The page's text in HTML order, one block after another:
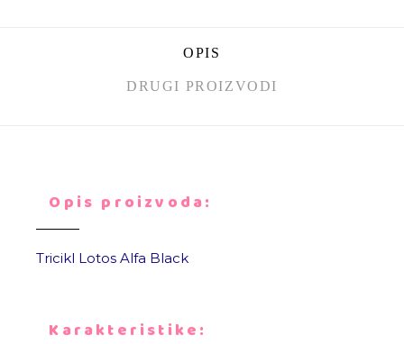
OPIS
DRUGI PROIZVODI
Opis proizvoda:
Tricikl Lotos Alfa Black
Karakteristike: